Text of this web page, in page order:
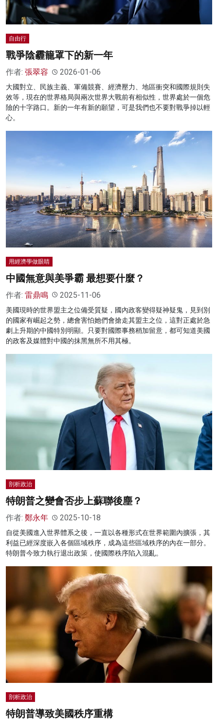
自由行
戰爭陰霾籠罩下的新一年
作者: 張翠容 2026-01-06
大國對立、民族主義、軍備競賽、經濟壓力、地區衝突和國際規則失
效等，現在的世界格局與兩次世界大戰前有相似性，世界處於一個危
險的十字路口。新的一年有新的願望，可是我們也不要對戰爭掉以輕
心。
用經濟學做眼睛
中國無意與美爭霸 最想要什麼？
作者: 雷鼎鳴 2025-11-06
美國現時的世界盟主之位備受質疑，國內政客變得疑神疑鬼，見到別
的國家有崛起之勢，總會害怕她們會搶走其盟主之位，這對正處於急
劇上升期的中國特別明顯。只要對國際事務稍加留意，都可知道美國
的政客及媒體對中國的抹黑無所不用其極。
剖析政治
特朗普之變會否步上蘇聯後塵？
作者: 鄭永年 2025-10-18
自從美國進入世界體系之後，一直以各種形式在世界範圍內擴張，其
利益已經深度嵌入各個區域秩序，成為這些區域秩序的內在一部分。
特朗普今致力執行退出政策，使國際秩序陷入混亂。
剖析政治
特朗普導致美國秩序重構